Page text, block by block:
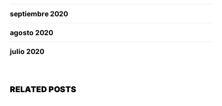
septiembre 2020
agosto 2020
julio 2020
RELATED POSTS